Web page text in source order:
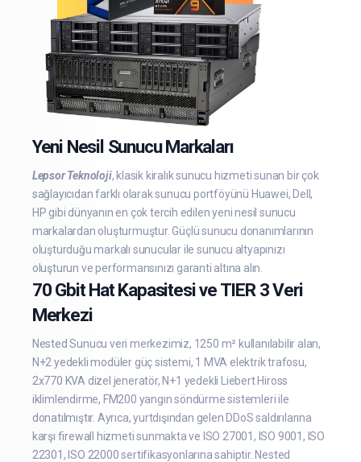
Yeni Nesil Sunucu Markaları
Lepsor Teknoloji, klasik kiralık sunucu hizmeti sunan bir çok
sağlayıcıdan farklı olarak sunucu portföyünü Huawei, Dell,
HP gibi dünyanın en çok tercih edilen yeni nesil sunucu
markalardan oluşturmuştur. Güçlü sunucu donanımlarının
oluşturduğu markalı sunucular ile sunucu altyapınızı
oluşturun ve performansınızı garanti altına alın.
70 Gbit Hat Kapasitesi ve TIER 3 Veri
Merkezi
Nested Sunucu veri merkezimiz, 1250 m² kullanılabilir alan,
N+2 yedekli modüler güç sistemi, 1 MVA elektrik trafosu,
2x770 KVA dizel jeneratör, N+1 yedekli Liebert Hiross
iklimlendirme, FM200 yangın söndürme sistemleri ile
donatılmıştır. Ayrıca, yurtdışından gelen DDoS saldırılarına
karşı firewall hizmeti sunmakta ve ISO 27001, ISO 9001, ISO
22301, ISO 22000 sertifikasyonlarına sahiptir. Nested